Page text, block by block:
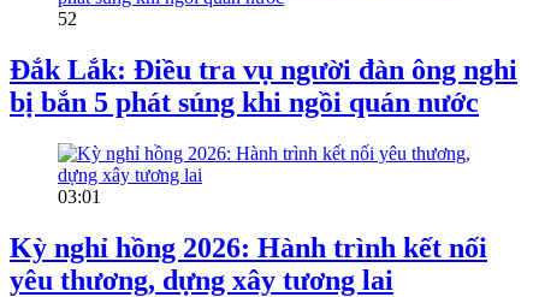
52
Đắk Lắk: Điều tra vụ người đàn ông nghi
bị bắn 5 phát súng khi ngồi quán nước
03:01
Kỳ nghỉ hồng 2026: Hành trình kết nối
yêu thương, dựng xây tương lai